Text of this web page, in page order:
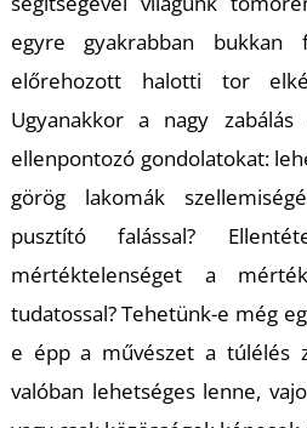
egyre gyakrabban
előrehozott halotti tor
Ugyanakkor a nagy
ellenpontozó gondolatokat:
görög lakomák
pusztító falással?
mértéktelenséget a
tudatossal? Tehetünk-e még
e épp a művészet a túlélés
valóban lehetséges lenne,